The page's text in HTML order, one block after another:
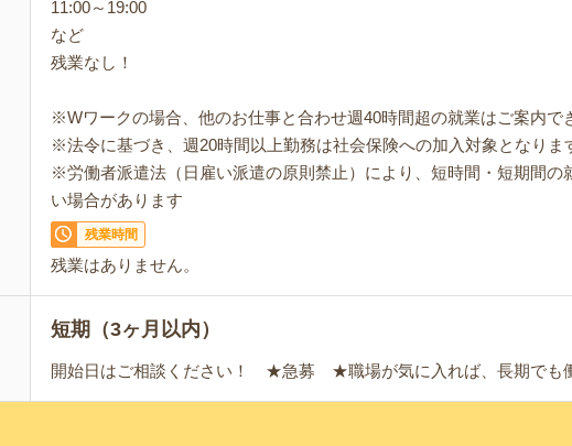
11:00～19:00
など
残業なし！
※Wワークの場合、他のお仕事と合わせ週40時間超の就業はご案内で
※法令に基づき、週20時間以上勤務は社会保険への加入対象となりま
※労働者派遣法（日雇い派遣の原則禁止）により、短時間・短期間の
い場合があります
残業時間
残業はありません。
短期（3ヶ月以内）
開始日はご相談ください！ ★急募 ★職場が気に入れば、長期でも